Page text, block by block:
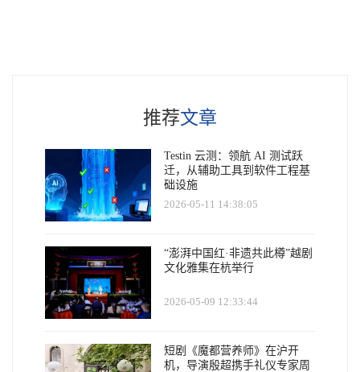
推荐文章
Testin 云测：领航 AI 测试跃
迁，从辅助工具到软件工程基
础设施
2026-05-11 14:38:05
“澎湃中国红·非遗共此樽”越剧
文化雅集在杭举行
2026-05-09 12:33:44
短剧《魔都营养师》在沪开
机，导演殷超携手礼仪专家周